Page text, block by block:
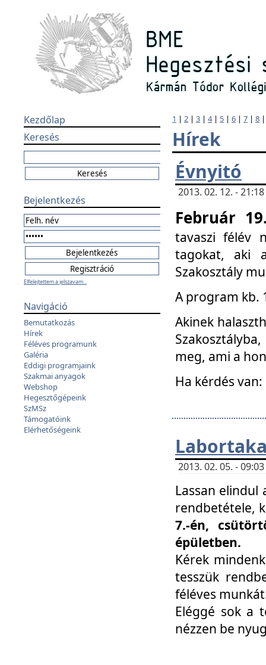
Kezdőlap
Keresés
Bejelentkezés
Elfelejtettem a jelszavam...
Navigáció
Bemutatkozás
Hírek
Féléves programunk
Galéria
Eddigi programjaink
Szakmai anyagok
Webshop
Hegesztőgépeink
SzMSz
Támogatóink
Elérhetőségeink
1 | 2 | 3 | 4| 5 | 6 | 7 | 8
Hírek
Évnyitó
2013. 02. 12. -
Február
tavaszi félév
tagokat, aki
Szakosztály
A program kb.
Akinek
meg, ami a
Ha kérdés
2013. 02. 05. -
Lassan elindul
rendbetétele,
7.-én,
épületben.
Kérek
tesszük
féléves
Eléggé sok a
nézzen be